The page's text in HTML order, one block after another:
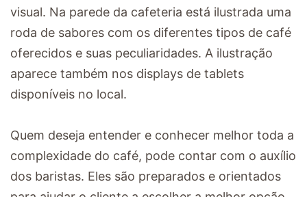
visual. Na parede da cafeteria está ilustrada uma
roda de sabores com os diferentes tipos de café
oferecidos e suas peculiaridades. A ilustração
aparece também nos displays de tablets
disponíveis no local.
Quem deseja entender e conhecer melhor toda a
complexidade do café, pode contar com o auxílio
dos baristas. Eles são preparados e orientados